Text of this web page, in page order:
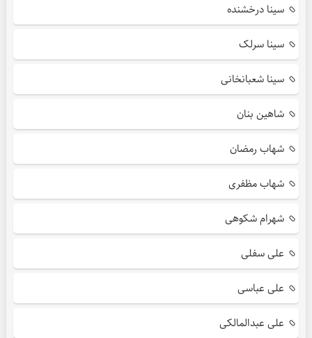
سینا درخشنده
سینا سرلک
سینا شعبانخانی
شاهین بنان
شهاب رمضان
شهاب مظفری
شهرام شکوهی
علی سفلی
علی عباسی
علی عبدالمالکی